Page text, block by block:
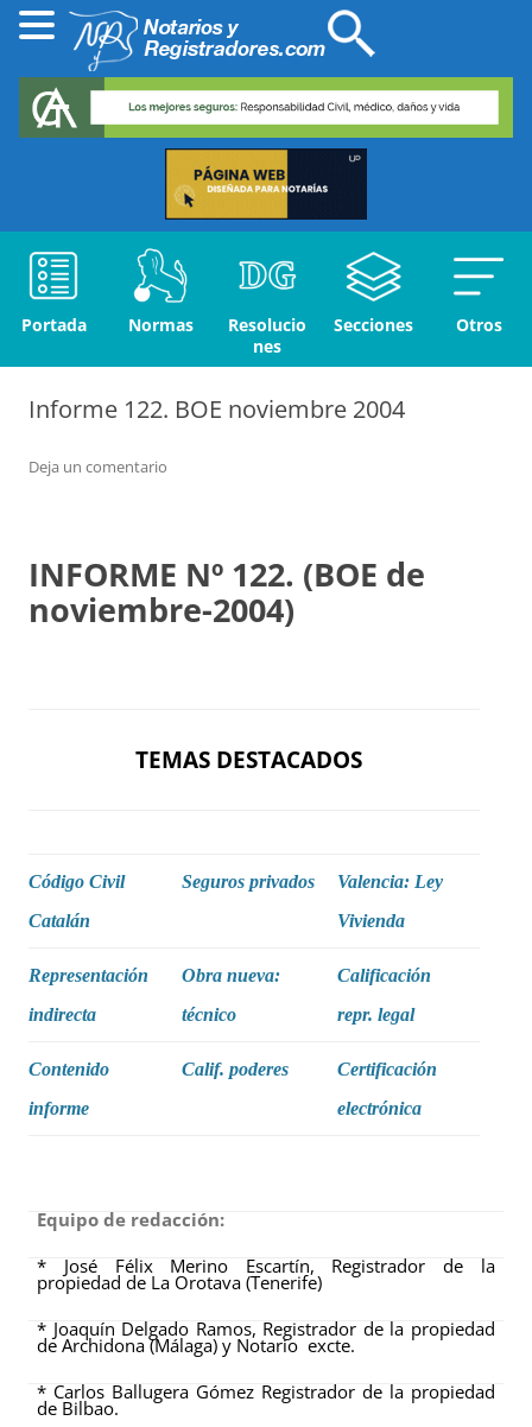
Portada Normas
Resolucio
nes
Secciones Otros
Informe 122. BOE noviembre 2004
Deja un comentario
INFORME Nº 122. (BOE de
noviembre-2004)
TEMAS DESTACADOS
Código Civil
Catalán
Seguros privados
Valencia: Ley
Vivienda
Representación
indirecta
Obra nueva:
técnico
Calificación
repr. legal
Contenido
informe
Calif. poderes
Certificación
electrónica
Equipo de redacción:
* José Félix Merino Escartín, Registrador de la
propiedad de La Orotava (Tenerife)
* Joaquín Delgado Ramos, Registrador de la propiedad
de Archidona (Málaga) y Notario excte.
* Carlos Ballugera Gómez Registrador de la propiedad
de Bilbao.